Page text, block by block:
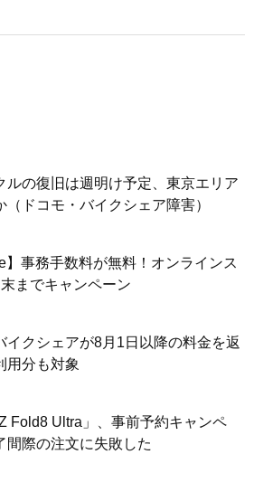
ルの復旧は週明け予定、東京エリア
（ドコモ・バイクシェア障害）
】事務手数料が無料！オンラインス
末までキャンペーン
イクシェアが8月1日以降の料金を返
用分も対象
Z Fold8 Ultra」、事前予約キャンペ
間際の注文に失敗した